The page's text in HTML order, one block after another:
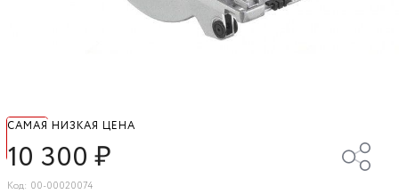
САМАЯ НИЗКАЯ ЦЕНА
10 300₽
Код: 00-00020074